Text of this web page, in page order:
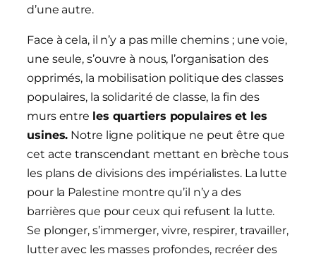
d’une autre.
Face à cela, il n’y a pas mille chemins ; une voie,
une seule, s’ouvre à nous, l’organisation des
opprimés, la mobilisation politique des classes
populaires, la solidarité de classe, la fin des
murs entre les quartiers populaires et les
usines. Notre ligne politique ne peut être que
cet acte transcendant mettant en brèche tous
les plans de divisions des impérialistes. La lutte
pour la Palestine montre qu’il n’y a des
barrières que pour ceux qui refusent la lutte.
Se plonger, s’immerger, vivre, respirer, travailler,
lutter avec les masses profondes, recréer des